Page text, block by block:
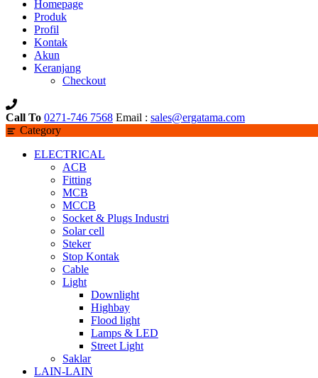
Homepage
Produk
Profil
Kontak
Akun
Keranjang
Checkout
Call To 0271-746 7568 Email : sales@ergatama.com
Category
ELECTRICAL
ACB
Fitting
MCB
MCCB
Socket & Plugs Industri
Solar cell
Steker
Stop Kontak
Cable
Light
Downlight
Highbay
Flood light
Lamps & LED
Street Light
Saklar
LAIN-LAIN